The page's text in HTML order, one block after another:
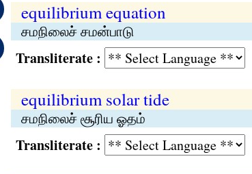
equilibrium equation
சமநிலைச் சமன்பாடு
Transliterate :
equilibrium solar tide
சமநிலைச் சூரிய ஓதம்
Transliterate :